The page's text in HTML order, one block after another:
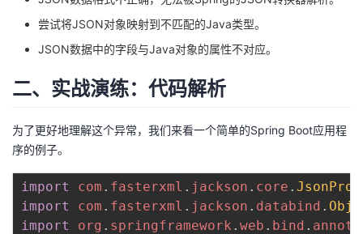
课
的
我
验
收
藏
术
云
议
尝试将JSON对象映射到不匹配的Java类型。
JSON数据中的字段与Java对象的属性不对应。
二、实战演练：代码解析
为了更好地理解这个异常，我们来看一个简单的Spring Boot应用程
序的例子。
import com . fasterxml . jackson . core .
import
com . fasterxml . jackson . databind .
import
org . springframework . web . bind .